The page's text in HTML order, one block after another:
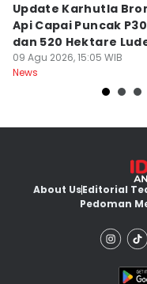
Update Karhutla
Api Capai Puncak P30
dan 520 Hektare
09 Agu 2026, 15:05 WIB
News
About UsEditorial
Pedoman